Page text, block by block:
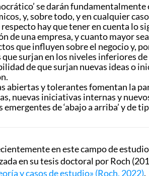
se darán
y, sobre todo, y en cualquier
respecto hay que tener en cuenta lo
de una empresa, y cuanto mayor
que influyen sobre el negocio y,
surjan en los niveles inferiores
de que surjan nuevas ideas o
y tolerantes fomentan la
nuevas iniciativas internas y
de ‘abajo a arriba’ y de
en este campo de
en su tesis doctoral por Roch
y casos de estudio» (Roch, 2022).